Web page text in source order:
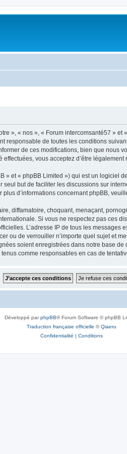
», « nos », « Forum intercomsanté57 » et
responsable de toutes les conditions
de ces modifications, bien que nous
vous acceptez d’être
et « phpBB Limited ») qui est un logiciel
but de faciliter les discussions sur
d’informations concernant phpBB,
diffamatoire, choquant, menaçant,
Si vous ne respectez pas ces
L’adresse IP de tous les
ou de verrouiller n’importe quel sujet et
soient enregistrées dans notre base
comme responsables en cas de
Développé parphpBB® Forum Software © phpBB
Traduction française officielle ©Qiaeru
Confidentialité | Conditions